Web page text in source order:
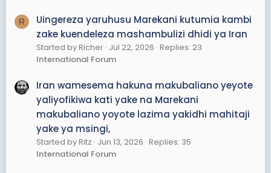
R
Uingereza yaruhusu Marekani kutumia kambi
zake kuendeleza mashambulizi dhidi ya Iran
Started by Richer Jul 22, 2026 Replies: 23
International Forum
Iran wamesema hakuna makubaliano yeyote
yaliyofikiwa kati yake na Marekani
makubaliano yoyote lazima yakidhi mahitaji
yake ya msingi,
Started by Ritz Jun 13, 2026 Replies: 35
International Forum